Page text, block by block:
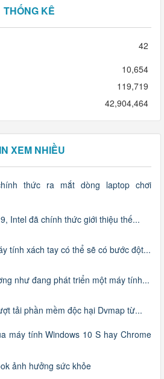
THỐNG KÊ
42
10,654
119,719
42,904,464
XEM NHIỀU
thức ra mắt dòng laptop chơi
Intel đã chính thức giới thiệu thế...
tính xách tay có thể sẽ có bước đột...
như đang phát triển một máy tính...
tải phần mềm độc hại Dvmap từ...
máy tính Windows 10 S hay Chrome
ảnh hưởng sức khỏe